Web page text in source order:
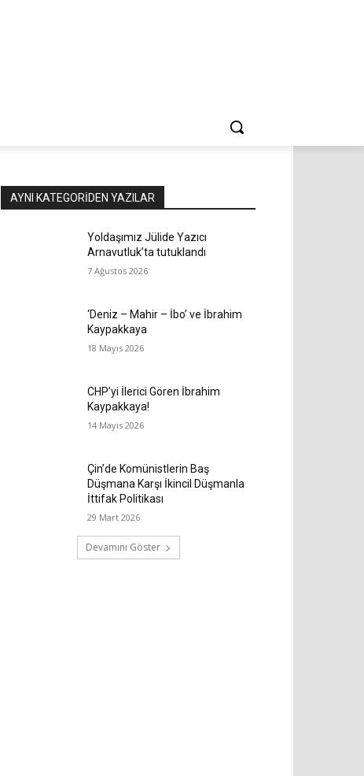
AYNI KATEGORIDEN YAZILAR
Yoldaşımız Jülide Yazıcı
Arnavutluk’ta tutuklandı
7 Ağustos 2026
‘Deniz – Mahir – İbo’ ve İbrahim
Kaypakkaya
18 Mayıs 2026
CHP’yi İlerici Gören İbrahim
Kaypakkaya!
14 Mayıs 2026
Çin’de Komünistlerin Baş
Düşmana Karşı İkincil Düşmanla
İttifak Politikası
29 Mart 2026
Devamını Göster